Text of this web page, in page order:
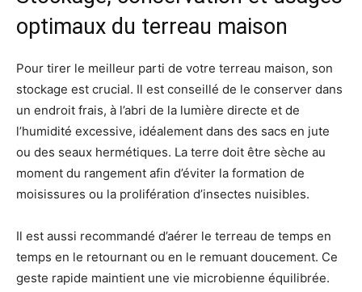
optimaux du terreau maison
Pour tirer le meilleur parti de votre terreau maison, son
stockage est crucial. Il est conseillé de le conserver dans
un endroit frais, à l’abri de la lumière directe et de
l’humidité excessive, idéalement dans des sacs en jute
ou des seaux hermétiques. La terre doit être sèche au
moment du rangement afin d’éviter la formation de
moisissures ou la prolifération d’insectes nuisibles.
Il est aussi recommandé d’aérer le terreau de temps en
temps en le retournant ou en le remuant doucement. Ce
geste rapide maintient une vie microbienne équilibrée.